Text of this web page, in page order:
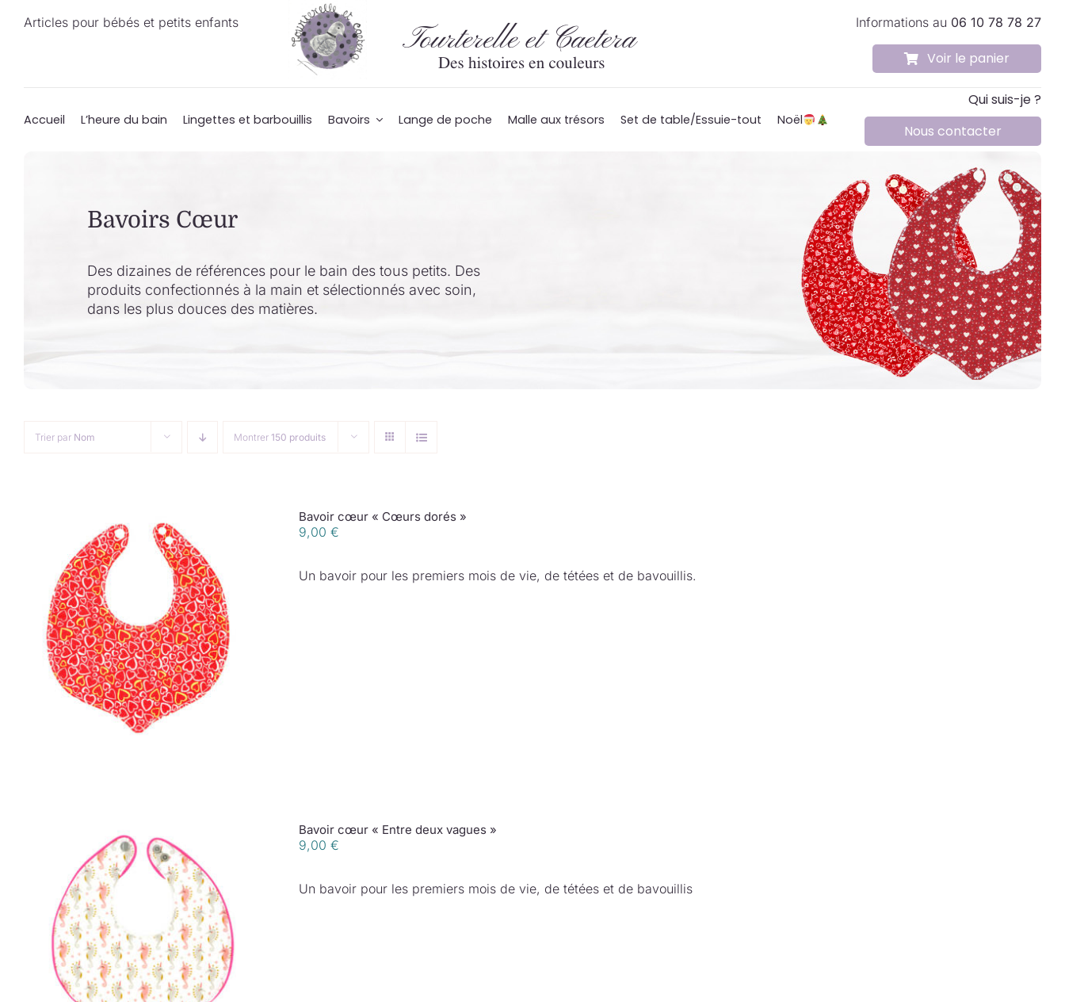
Articles pour bébés et petits enfants Informations au 06 10 78 78 27
Voir le panier
Accueil L’heure du bain Lingettes et barbouillis Bavoirs Lange de poche Malle aux trésors Set de table/Essuie-tout Noël
Qui suis-je ?
Nous contacter
Bavoirs Cœur
Des dizaines de références pour le bain des tous petits. Des
produits confectionnés à la main et sélectionnés avec soin,
dans les plus douces des matières.
Trier par Nom Montrer 150 produits
Bavoir cœur « Cœurs dorés »
9,00 €
Un bavoir pour les premiers mois de vie, de tétées et de bavouillis.
Bavoir cœur « Entre deux vagues »
9,00 €
Un bavoir pour les premiers mois de vie, de tétées et de bavouillis